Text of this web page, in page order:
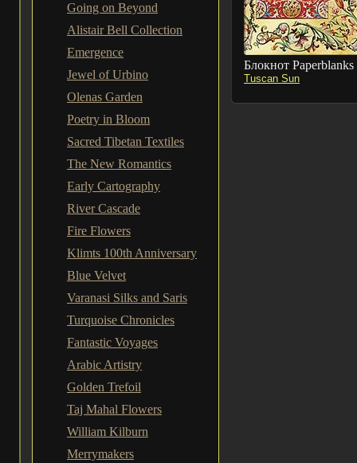
Going on Beyond
Alistair Bell Collection
Emergence
Jewel of Urbino
Olenas Garden
Poetry in Bloom
Sacred Tibetan Textiles
The New Romantics
Early Cartography
River Cascade
Fire Flowers
Klimts 100th Anniversary
Blue Velvet
Varanasi Silks and Saris
Turquoise Chronicles
Fantastic Voyages
Arabic Artistry
Golden Trefoil
Taj Mahal Flowers
William Kilburn
Merrymakers
Блокнот Paperblanks
Tuscan Sun